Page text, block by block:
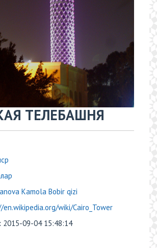
ТЕЛЕБАШНЯ
Kamola Bobir qizi
wiki/Cairo_Tower
2015-09-04 15:48:14